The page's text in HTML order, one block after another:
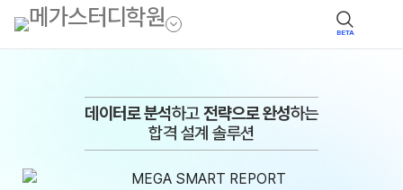
BETA
데이터로 분석하고전략으로 완성하는
합격 설계 솔루션